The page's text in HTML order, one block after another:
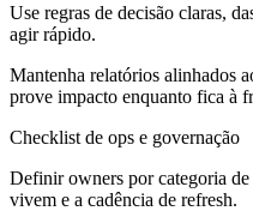
Use regras de decisão claras,
agir rápido.
Mantenha relatórios alinhados
prove impacto enquanto fica à
Checklist de ops e governação
Definir owners por categoria
vivem e a cadência de refresh.